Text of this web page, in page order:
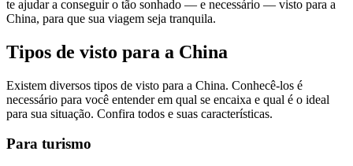
te ajudar a conseguir o tão sonhado — e necessário — visto para a
China, para que sua viagem seja tranquila.
Tipos de visto para a China
Existem diversos tipos de visto para a China. Conhecê-los é
necessário para você entender em qual se encaixa e qual é o ideal
para sua situação. Confira todos e suas características.
Para turismo